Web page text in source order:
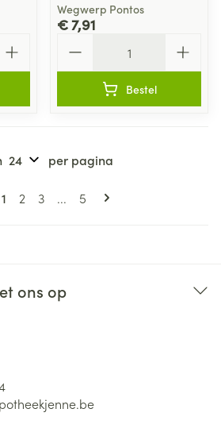
Wegwerp Pontos
€ 7,91
Bestel
Pagina's
U lees momenteel pagina
1 Pagina
2 Pagina
3 ... Pagina
5
per pagina
ons op